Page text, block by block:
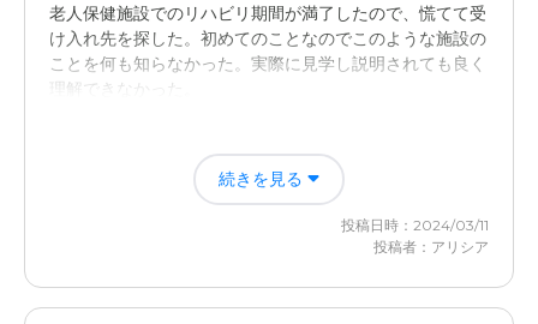
老人保健施設でのリハビリ期間が満了したので、慌てて受
け入れ先を探した。初めてのことなのでこのような施設の
ことを何も知らなかった。実際に見学し説明されても良く
理解できなかった。
フルタイムで働いており、自宅で面倒を見ることは不可能
だったので、施設に入居できて安心して任せることができ
た。入居後は本人も楽しそうに生活していた。
ご長寿くらぶ足立・梅田の評価
続きを見る
投稿日時：2024/03/11
投稿者：アリシア